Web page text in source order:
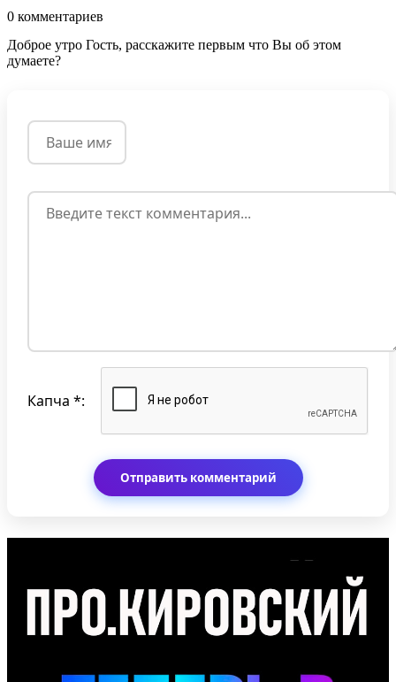
0 комментариев
Доброе утро Гость, расскажите первым что Вы об этом
думаете?
Капча *: